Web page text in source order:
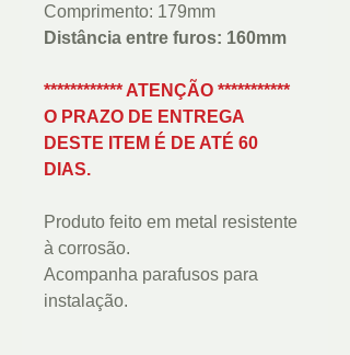
Comprimento: 179mm
Distância entre furos: 160mm
************ ATENÇÃO ***********
O PRAZO DE ENTREGA
DESTE ITEM É DE ATÉ 60
DIAS.
Produto feito em metal resistente
à corrosão.
Acompanha parafusos para
instalação.